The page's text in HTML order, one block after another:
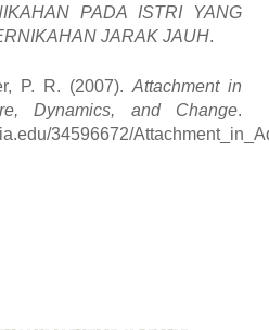
PADA ISTRI YANG
JARAK JAUH.
P. R. (2007). Attachment in
Dynamics, and Change.
34596672/